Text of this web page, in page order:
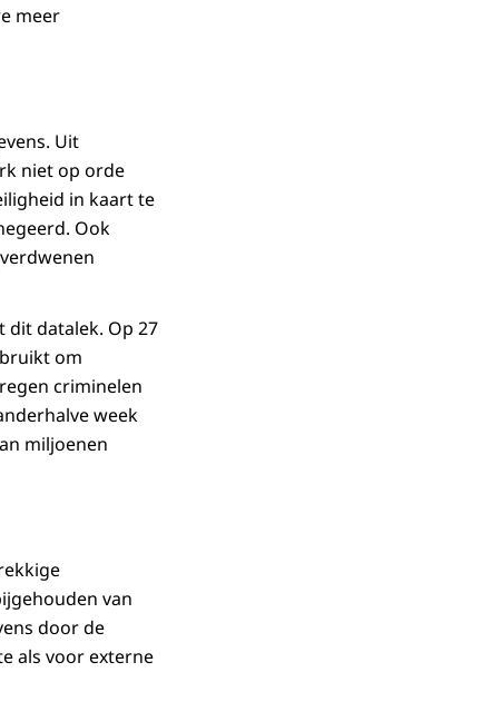
meer
Uit
niet op orde
in kaart te
Ook
dit datalek. Op 27
om
criminelen
week
miljoenen
van
door de
als voor externe